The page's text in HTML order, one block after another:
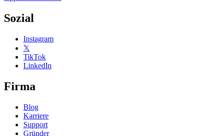
Sozial
Instagram
𝕏
TikTok
LinkedIn
Firma
Blog
Karriere
Support
Gründer